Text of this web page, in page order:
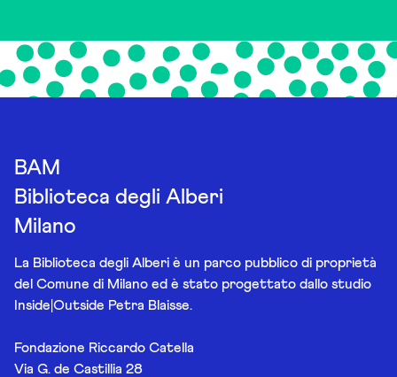
BAM
Biblioteca degli Alberi
Milano
La Biblioteca degli Alberi è un parco pubblico di proprietà
del Comune di Milano ed è stato progettato dallo studio
Inside|Outside Petra Blaisse.
Fondazione Riccardo Catella
Via G. de Castillia 28